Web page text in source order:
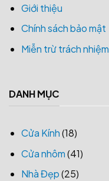
Giới thiệu
Chính sách bảo mật
Miễn trừ trách nhiệm
DANH MỤC
Cửa Kính(18)
Cửa nhôm(41)
Nhà Đẹp(25)